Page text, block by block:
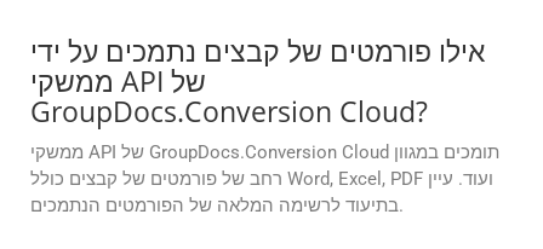
אילו פורמטים של קבצים נתמכים על ידי
ממשקי API של
GroupDocs.Conversion Cloud?
ממשקי API של GroupDocs.Conversion Cloud תומכים במגוון
רחב של פורמטים של קבצים כולל Word, Excel, PDF ועוד. עיין
בתיעוד לרשימה המלאה של הפורמטים הנתמכים.